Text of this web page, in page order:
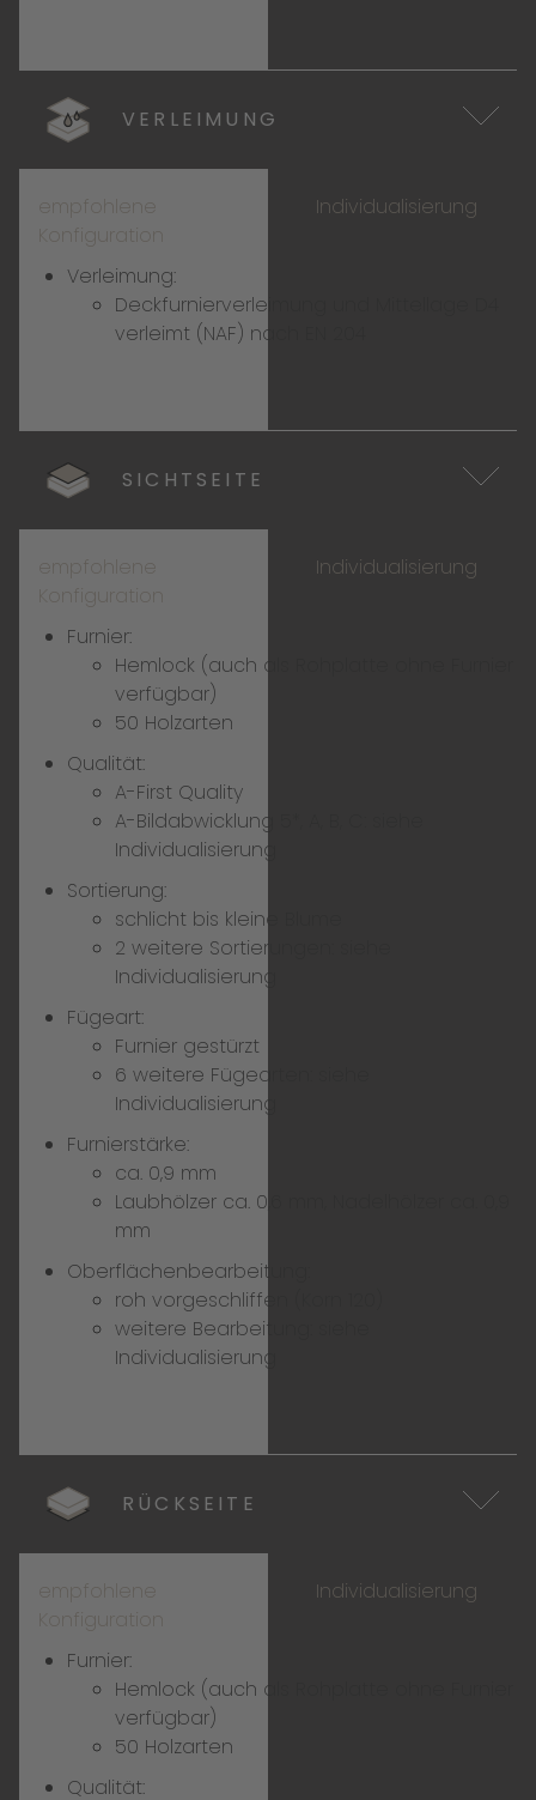
VERLEIMUNG
empfohlene
Konfiguration
Individualisierung
Verleimung:
Deckfurnierverleimung und Mittellage D4
verleimt (NAF) nach EN 204
SICHTSEITE
empfohlene
Konfiguration
Individualisierung
Furnier:
Hemlock (auch als Rohplatte ohne Furnier
verfügbar)
50 Holzarten
Qualität:
A-First Quality
A-Bildabwicklung 5*, A, B, C:
Individualisierung
Sortierung:
schlicht bis kleine Blume
2 weitere Sortierungen:
Individualisierung
Fügeart:
Furnier gestürzt
6 weitere Fügearten:
Individualisierung
Furnierstärke:
ca. 0,9 mm
Laubhölzer ca. 0,6 mm, Nadelhölzer ca. 0,9
mm
Oberflächenbearbeitung:
roh vorgeschliffen (Korn 120)
weitere Bearbeitung:
Individualisierung
RÜCKSEITE
empfohlene
Konfiguration
Individualisierung
Furnier:
Hemlock (auch als Rohplatte ohne Furnier
verfügbar)
50 Holzarten
Qualität: